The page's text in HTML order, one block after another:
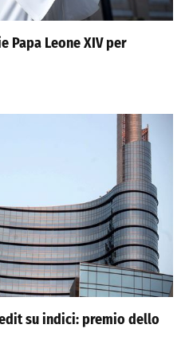
Papa Leone XIV per
su indici: premio dello